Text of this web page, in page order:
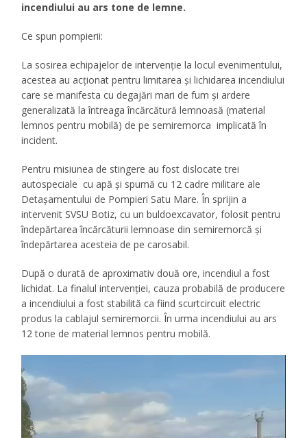
incendiului au ars tone de lemne.
Ce spun pompierii:
La sosirea echipajelor de intervenție la locul evenimentului,
acestea au acționat pentru limitarea și lichidarea incendiului
care se manifesta cu degajări mari de fum și ardere
generalizată la întreaga încărcătură lemnoasă (material
lemnos pentru mobilă) de pe semiremorca implicată în
incident.
Pentru misiunea de stingere au fost dislocate trei
autospeciale cu apă și spumă cu 12 cadre militare ale
Detașamentului de Pompieri Satu Mare. În sprijin a
intervenit SVSU Botiz, cu un buldoexcavator, folosit pentru
îndepărtarea încărcăturii lemnoase din semiremorcă și
îndepărtarea acesteia de pe carosabil.
După o durată de aproximativ două ore, incendiul a fost
lichidat. La finalul intervenției, cauza probabilă de producere
a incendiului a fost stabilită ca fiind scurtcircuit electric
produs la cablajul semiremorcii. În urma incendiului au ars
12 tone de material lemnos pentru mobilă.
video